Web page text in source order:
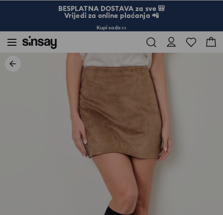
BESPLATNA DOSTAVA za sve 🎒
Vrijedi za online plaćanja 📲
Kupi sada >>